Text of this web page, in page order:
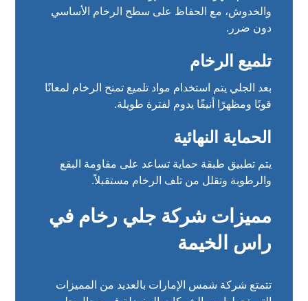
والخدوش، مع الحفاظ على سطح الرخام الأساسي
دون ضرر.
تلميع الرخام
بعد الجلي يتم استخدام مواد تلميع تمنح الرخام لمعانًا
قويًا ومظهرًا أنيقًا يدوم لفترة طويلة.
الحماية النهائية
يتم تطبيق طبقة حماية تساعد على مقاومة البقع
والرطوبة وتقلل من تلف الرخام مستقبلاً.
مميزات شركة جلي رخام في
راس الخيمة
تتمتع شركة شمس الإمارات بالعديد من المميزات